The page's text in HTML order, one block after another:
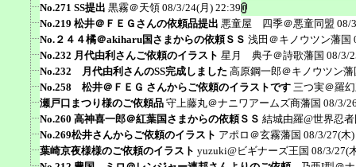
No.271 SS提出 黒霧＠天領 08/3/24(月) 22:39
No.219 松井＠ＦＥＧさんの依頼品提出 悪童屋 四季＠悪童同盟 08/
No.２４４橘＠akiharu国さまからの依頼ＳＳ 浅田＠キノウツン藩国
No.232 月代由利さんご依頼のイラスト 星月 典子＠詩歌藩国 08/3/
No.232 月代由利さんのSS完成しました 高原鋼一郎＠キノウツン藩
No.258 松井＠ＦＥＧ さんからご依頼のイラストです 三つ実＠羅
瀬戸口まつり様のご依頼品 守上藤丸＠ナニワアームズ商藩国 08/3/
No.260 高神喜一郎＠紅葉国さまからの依頼ＳＳ 結城由羅@世界忍
No.269松井さんからご依頼のイラスト アポロ＠玄霧藩国 08/3/27(木
葉崎京夜様様のご依頼のイラスト yuzuki@ビギナーズ王国 08/3/27(